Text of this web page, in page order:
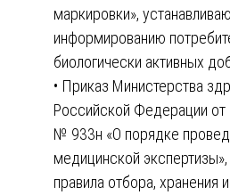
маркировки»,
информированию
биологически активных
• Приказ Министерства
Российской Федерации
№ 933н «О порядке
медицинской
правила отбора, хранения